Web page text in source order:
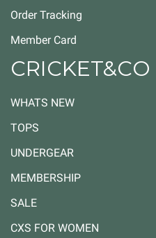
Order Tracking
Member Card
CRICKET&CO
WHATS NEW
TOPS
UNDERGEAR
MEMBERSHIP
SALE
CXS FOR WOMEN